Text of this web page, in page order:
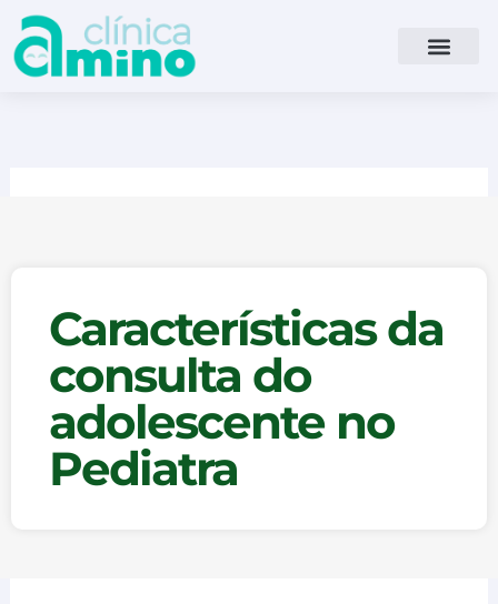
para
Características da
consulta do
adolescente no
Pediatra